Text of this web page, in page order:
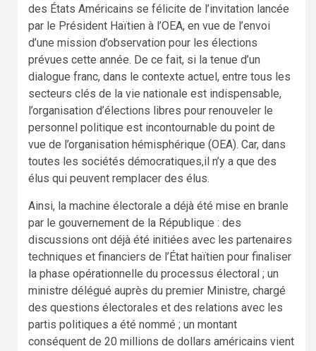
des États Américains se félicite de l’invitation lancée
par le Président Haïtien à l’OEA, en vue de l’envoi
d’une mission d’observation pour les élections
prévues cette année. De ce fait, si la tenue d’un
dialogue franc, dans le contexte actuel, entre tous les
secteurs clés de la vie nationale est indispensable,
l’organisation d’élections libres pour renouveler le
personnel politique est incontournable du point de
vue de l’organisation hémisphérique (OEA). Car, dans
toutes les sociétés démocratiques,il n’y a que des
élus qui peuvent remplacer des élus.
Ainsi, la machine électorale a déjà été mise en branle
par le gouvernement de la République : des
discussions ont déjà été initiées avec les partenaires
techniques et financiers de l’État haïtien pour finaliser
la phase opérationnelle du processus électoral ; un
ministre délégué auprès du premier Ministre, chargé
des questions électorales et des relations avec les
partis politiques a été nommé ; un montant
conséquent de 20 millions de dollars américains vient